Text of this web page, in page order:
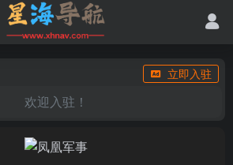
立即入驻
欢迎入驻！